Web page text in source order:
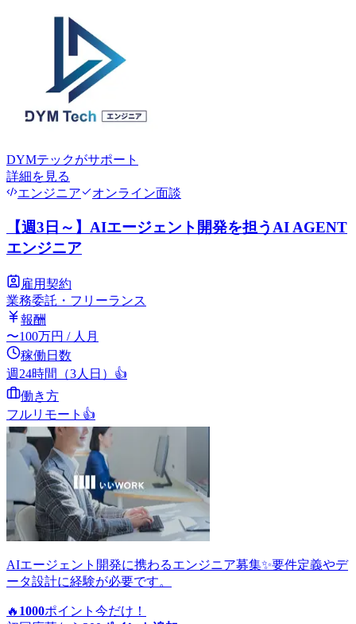
DYMテックがサポート
詳細を見る
エンジニア
オンライン面談
【週3日～】AIエージェント開発を担うAI AGENT
エンジニア
雇用契約
業務委託・フリーランス
報酬
〜100万円 / 人月
稼働日数
週24時間（3人日） 👍
働き方
フルリモート 👍
AIエージェント開発に携わるエンジニア募集✨要件定義やデ
ータ設計に経験が必要です。
🔥 1000ポイント 今だけ！